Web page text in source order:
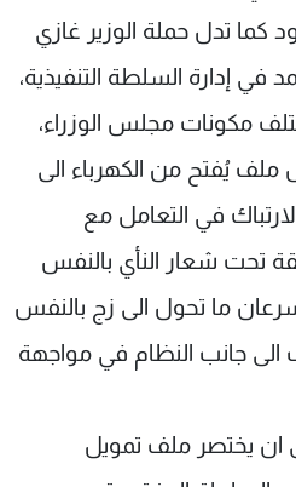
كما تدل حملة الوزير غازي
في إدارة السلطة التنفيذية،
مكونات مجلس الوزراء،
ملف يُفتح من الكهرباء الى
في التعامل مع
تحت شعار النأي بالنفس
ما تحول الى زج بالنفس
جانب النظام في مواجهة
ان يختصر ملف تمويل